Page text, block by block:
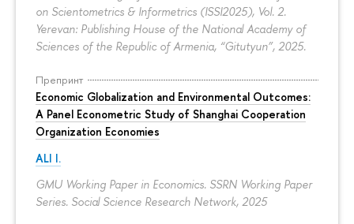
on Scientometrics & Informetrics (ISSI2025), Vol. 2.
Yerevan: Publishing House of the National Academy of
Sciences of the Republic of Armenia, “Gitutyun”, 2025.
Препринт
Economic Globalization and Environmental Outcomes:
A Panel Econometric Study of Shanghai Cooperation
Organization Economies
ALI I.
GMU Working Paper in Economics. SSRN Working Paper
Series. Social Science Research Network, 2025